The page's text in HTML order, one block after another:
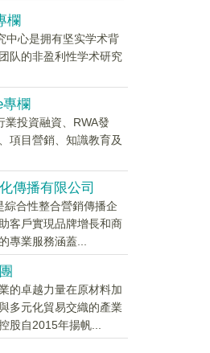
欄
中心是拥有坚实学术背
队的非盈利性学术研究
專欄
業投資融資、RWA發
項目營銷、知識教育及
傳播有限公司
綜合性整合營銷傳播企
客戶實現品牌增長和商
專業服務涵蓋...
的卓越力量在原材料加
多元化貿易交織的產業
股自2015年揚帆...